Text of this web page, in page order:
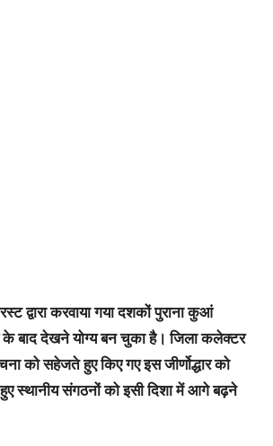
द्वारा करवाया गया दशकों पुराना कुआं
के बाद देखने योग्य बन चुका है। जिला कलेक्टर
को सहेजते हुए किए गए इस जीर्णोद्धार को
स्थानीय संगठनों को इसी दिशा में आगे बढ़ने